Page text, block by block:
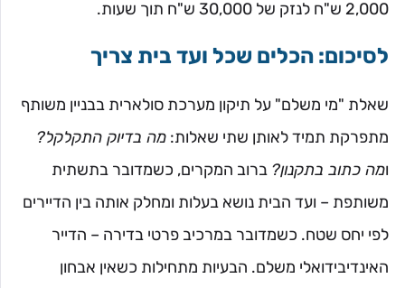
2,000 ש"ח לנזק של 30,000 ש"ח תוך שעות.
לסיכום: הכלים שכל ועד בית צריך
שאלת "מי משלם" על תיקון מערכת סולארית בבניין משותף
מתפרקת תמיד לאותן שתי שאלות: מה בדיוק התקלקל?
ומה כתוב בתקנון? ברוב המקרים, כשמדובר בתשתית
משותפת – ועד הבית נושא בעלות ומחלק אותה בין הדיירים
לפי יחס שטח. כשמדובר במרכיב פרטי בדירה – הדייר
האינדיבידואלי משלם. הבעיות מתחילות כשאין אבחון